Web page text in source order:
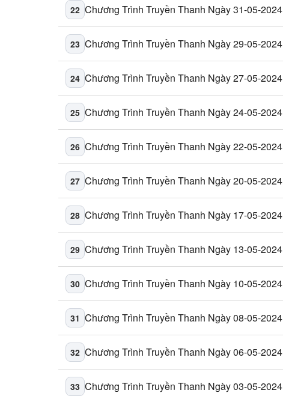
22 Chương Trình Truyền Thanh Ngày 31-05-2024
23 Chương Trình Truyền Thanh Ngày 29-05-2024
24 Chương Trình Truyền Thanh Ngày 27-05-2024
25 Chương Trình Truyền Thanh Ngày 24-05-2024
26 Chương Trình Truyền Thanh Ngày 22-05-2024
27 Chương Trình Truyền Thanh Ngày 20-05-2024
28 Chương Trình Truyền Thanh Ngày 17-05-2024
29 Chương Trình Truyền Thanh Ngày 13-05-2024
30 Chương Trình Truyền Thanh Ngày 10-05-2024
31 Chương Trình Truyền Thanh Ngày 08-05-2024
32 Chương Trình Truyền Thanh Ngày 06-05-2024
33 Chương Trình Truyền Thanh Ngày 03-05-2024